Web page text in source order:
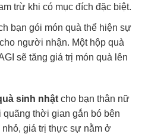
trừ khi có mục đích đặc biệt.
bạn gói món quà thể hiện sự
người nhận. Một hộp quà
sẽ tăng giá trị món quà lên
sinh nhật cho bạn thân nữ
thời gian gắn bó bên
giá trị thực sự nằm ở